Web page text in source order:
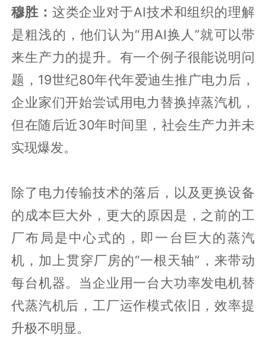
穆胜： 这类企业对于AI技术和组织的理解
是粗浅的，他们认为“用AI换人”就可以带
来生产力的提升。有一个例子很能说明问
题，19世纪80年代年爱迪生推广电力后，
企业家们开始尝试用电力替换掉蒸汽机，
但在随后近30年时间里，社会生产力并未
实现爆发。
除了电力传输技术的落后，以及更换设备
的成本巨大外，更大的原因是，之前的工
厂布局是中心式的，即一台巨大的蒸汽
机，加上贯穿厂房的“一根天轴”，来带动
每台机器。当企业用一台大功率发电机替
代蒸汽机后，工厂运作模式依旧，效率提
升极不明显。